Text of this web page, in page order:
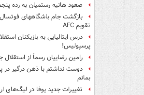
صعود هانیه رستمیان به رده
بازگشت جام باشگاههای
تقویم AFC
درس ایتالیایی‌ به بازیکنان
پرسپولیس!
رامین رضاییان رسماً از استقلال
دوست نداشتم با ذهن درگیر در
بمانم
تغییرات جدید یوفا در لیگ‌های